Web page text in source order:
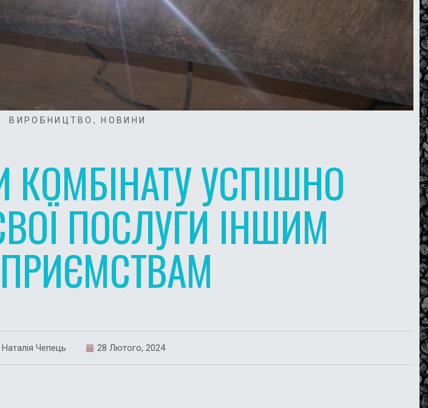
ВИРОБНИЦТВО , НОВИНИ
КОМБІНАТУ УСПІШНО
ПОСЛУГИ ІНШИМ
Наталія Чепець 28 Лютого, 2024